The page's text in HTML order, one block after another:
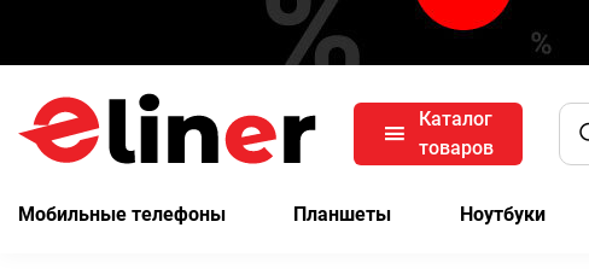
Каталог
товаров
Мобильные телефоны Планшеты Ноутбуки